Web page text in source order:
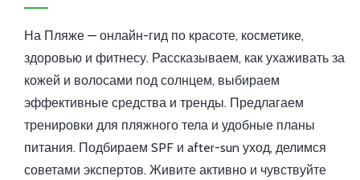
На Пляже — онлайн-гид по красоте, косметике,
здоровью и фитнесу. Рассказываем, как ухаживать за
кожей и волосами под солнцем, выбираем
эффективные средства и тренды. Предлагаем
тренировки для пляжного тела и удобные планы
питания. Подбираем SPF и after-sun уход, делимся
советами экспертов. Живите активно и чувствуйте